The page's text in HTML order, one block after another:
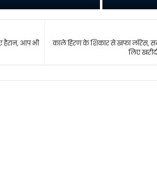
काले हिरण के शिकार से खफा लॉरेंस,
लिए
हैरान, आप भी